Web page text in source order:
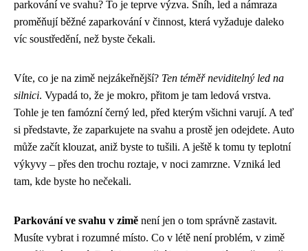
parkování ve svahu? To je teprve výzva. Sníh, led a námraza
proměňují běžné zaparkování v činnost, která vyžaduje daleko
víc soustředění, než byste čekali.
Víte, co je na zimě nejzákeřnější? Ten téměř neviditelný led na
silnici. Vypadá to, že je mokro, přitom je tam ledová vrstva.
Tohle je ten famózní černý led, před kterým všichni varují. A teď
si představte, že zaparkujete na svahu a prostě jen odejdete. Auto
může začít klouzat, aniž byste to tušili. A ještě k tomu ty teplotní
výkyvy – přes den trochu roztaje, v noci zamrzne. Vzniká led
tam, kde byste ho nečekali.
Parkování ve svahu v zimě není jen o tom správně zastavit.
Musíte vybrat i rozumné místo. Co v létě není problém, v zimě